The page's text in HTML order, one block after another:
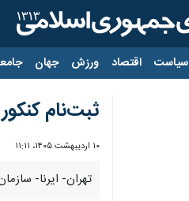
سیاست اقتصاد ورزش جهان
ثبت‌نام کنکور و
۱۰ اردیبهشت ۱۴۰۵، ۱۱:۱۱
تهران- ایرنا- سازمان